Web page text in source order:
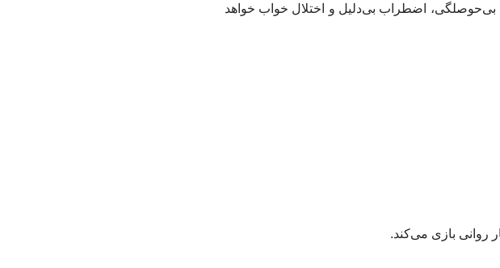
اضطراب بی‌دلیل و اختلال خواب خواهد
روانی بازی می‌کند.